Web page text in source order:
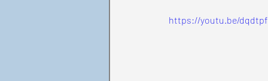
https://youtu.be/